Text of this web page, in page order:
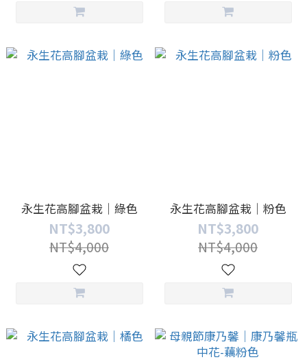
永生花高腳盆栽｜綠色
NT$3,800
NT$4,000
永生花高腳盆栽｜粉色
NT$3,800
NT$4,000